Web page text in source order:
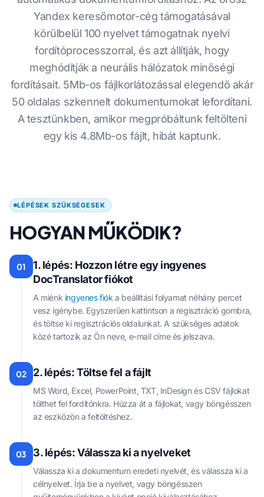
Yandex keresőmotor-cég támogatásával
körülbelül 100 nyelvet támogatnak nyelvi
fordítóprocesszorral, és azt állítják, hogy
meghódítják a neurális hálózatok minőségi
fordításait. 5Mb-os fájlkorlátozással elegendő akár
50 oldalas szkennelt dokumentumokat lefordítani.
A tesztünkben, amikor megpróbáltunk feltölteni
egy kis 4.8Mb-os fájlt, hibát kaptunk.
LÉPÉSEK SZÜKSÉGESEK
HOGYAN MŰKÖDIK?
01
1. lépés: Hozzon létre egy ingyenes
DocTranslator fiókot
A miénk ingyenes fiók a beállítási folyamat néhány percet
vesz igénybe. Egyszerűen kattintson a regisztráció gombra,
és töltse ki regisztrációs oldalunkat. A szükséges adatok
közé tartozik az Ön neve, e-mail címe és jelszava.
02 2. lépés: Töltse fel a fájlt
MS Word, Excel, PowerPoint, TXT, InDesign és CSV fájlokat
tölthet fel fordítónkra. Húzza át a fájlokat, vagy böngésszen
az eszközön a feltöltéshez.
03 3. lépés: Válassza ki a nyelveket
Válassza ki a dokumentum eredeti nyelvét, és válassza ki a
célnyelvet. Írja be a nyelvet, vagy böngésszen